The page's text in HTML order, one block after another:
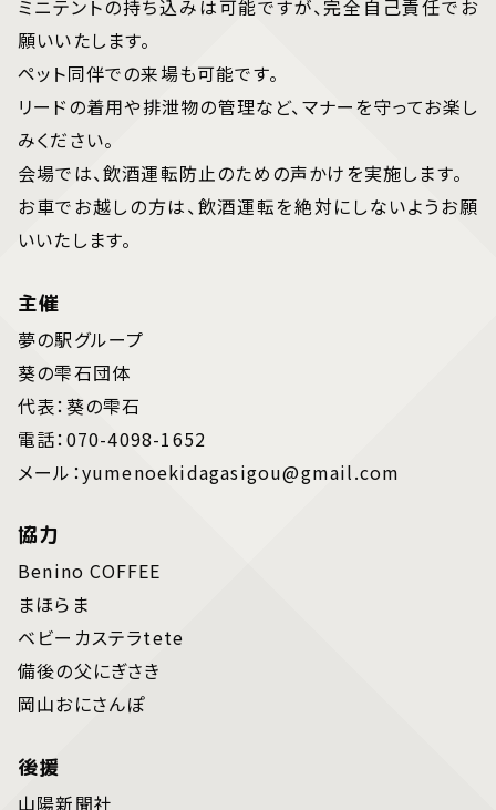
ミニテントの持ち込みは可能ですが、完全自己責任でお
願いいたします。
ペット同伴での来場も可能です。
リードの着用や排泄物の管理など、マナーを守ってお楽し
みください。
会場では、飲酒運転防止のための声かけを実施します。
お車でお越しの方は、飲酒運転を絶対にしないようお願
いいたします。
主催
夢の駅グループ
葵の雫石団体
代表：葵の雫石
電話：070-4098-1652
メール：yumenoekidagasigou@gmail.com
協力
Benino COFFEE
まほらま
ベビーカステラtete
備後の父にぎさき
岡山おにさんぽ
後援
山陽新聞社